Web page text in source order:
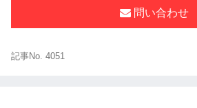
問い合わせ
記事No. 4051